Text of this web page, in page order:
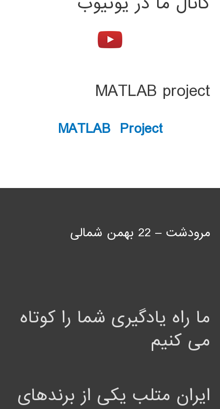
MATLAB project
MATLAB Project
مرودشت – 22 بهمن شمالی
ما راه یادگیری شما را کوتاه
می کنیم
ایران متلب یکی از برندهای